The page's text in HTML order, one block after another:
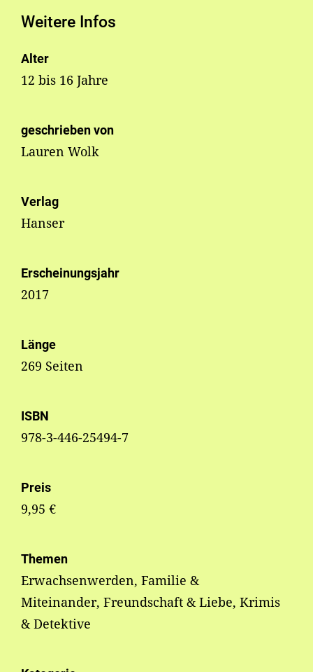
Weitere Infos
Alter
12 bis 16 Jahre
geschrieben von
Lauren Wolk
Verlag
Hanser
Erscheinungsjahr
2017
Länge
269 Seiten
ISBN
978-3-446-25494-7
Preis
9,95 €
Themen
Erwachsenwerden, Familie &
Miteinander, Freundschaft & Liebe, Krimis
& Detektive